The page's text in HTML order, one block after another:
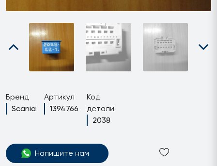
Бренд
Scania
Артикул
1394766
Код
детали
2038
Напишите нам